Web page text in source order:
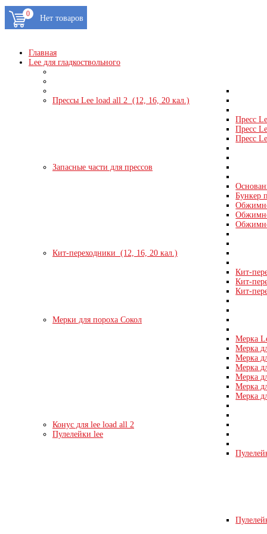
0
Главная
Lee для гладкоствольного
Прессы Lee load all 2 (12, 16, 20 кал.)
Пресс
Пресс
Пресс
Запасные части для прессов
Бункер
Кит-переходники (12, 16, 20 кал.)
Кит-
Кит-
Кит-
Мерки для пороха Сокол
Мерка
Мерка
Мерка
Мерка
Мерка
Мерка
Мерка
Конус для lee load all 2
Пулелейки lee